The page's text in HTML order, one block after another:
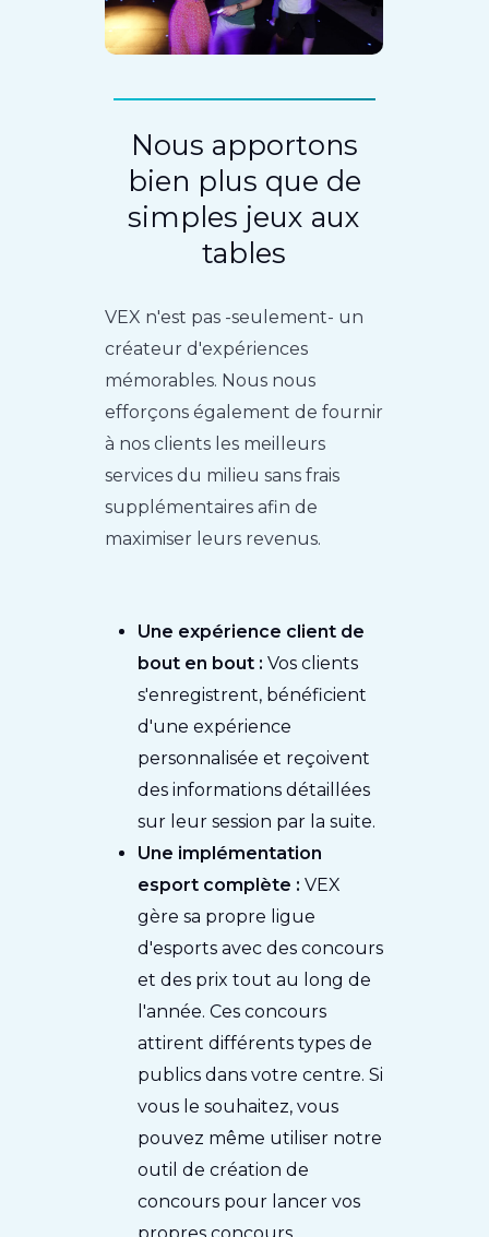
Nous apportons
bien plus que de
simples jeux aux
tables
VEX n'est pas -seulement- un
créateur d'expériences
mémorables. Nous nous
efforçons également de fournir
à nos clients les meilleurs
services du milieu sans frais
supplémentaires afin de
maximiser leurs revenus.
Une expérience client de
bout en bout : Vos clients
s'enregistrent, bénéficient
d'une expérience
personnalisée et reçoivent
des informations détaillées
sur leur session par la suite.
Une implémentation
esport complète :VEX
gère sa propre ligue
d'esports avec des concours
et des prix tout au long de
l'année. Ces concours
attirent différents types de
publics dans votre centre. Si
vous le souhaitez, vous
pouvez même utiliser notre
outil de création de
concours pour lancer vos